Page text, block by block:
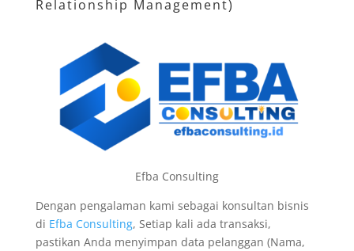
Relationship Management)
Efba Consulting
Dengan pengalaman kami sebagai konsultan bisnis
di Efba Consulting, Setiap kali ada transaksi,
pastikan Anda menyimpan data pelanggan (Nama,